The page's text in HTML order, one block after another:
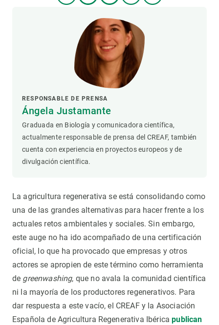
RESPONSABLE DE PRENSA
Ángela Justamante
Graduada en Biología y comunicadora científica,
actualmente responsable de prensa del CREAF, también
cuenta con experiencia en proyectos europeos y de
divulgación científica.
La agricultura regenerativa se está consolidando como
una de las grandes alternativas para hacer frente a los
actuales retos ambientales y sociales. Sin embargo,
este auge no ha ido acompañado de una certificación
oficial, lo que ha provocado que empresas y otros
actores se apropien de este término como herramienta
de greenwashing, que no avala la comunidad científica
ni la mayoría de los productores regenerativos. Para
dar respuesta a este vacío, el CREAF y la Asociación
Española de Agricultura Regenerativa Ibéricapublican